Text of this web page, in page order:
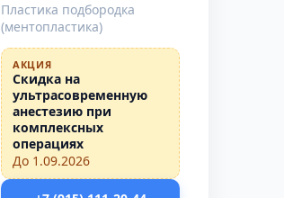
Пластика подбородка
(ментопластика)
АКЦИЯ
Скидка на
ультрасовременную
анестезию при
комплексных
операциях
До 1.09.2026